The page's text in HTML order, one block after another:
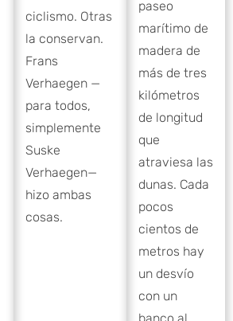
ciclismo. Otras
la conservan.
Frans
Verhaegen —
para todos,
simplemente
Suske
Verhaegen—
hizo ambas
cosas.
paseo
marítimo de
madera de
más de tres
kilómetros
de longitud
que
atraviesa las
dunas. Cada
pocos
cientos de
metros hay
un desvío
con un